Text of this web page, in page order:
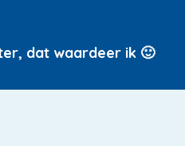
dat waardeer ik 🙂